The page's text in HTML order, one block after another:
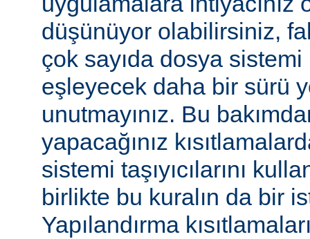
düşünüyor olabilirsiniz,
çok sayıda dosya
eşleyecek daha bir sürü
unutmayınız. Bu
yapacağınız
sistemi taşıyıcılarını
birlikte bu kuralın da bir
Yapılandırma